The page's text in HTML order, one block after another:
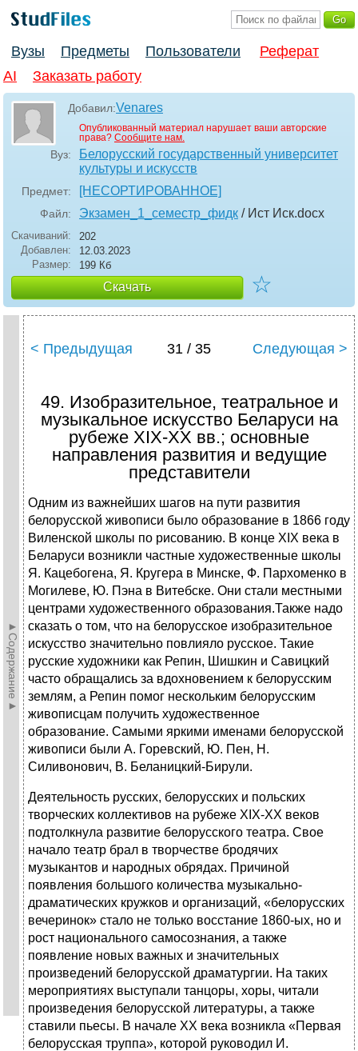
Вузы Предметы Пользователи
Реферат
AI
Заказать работу
Добавил:Venares
Опубликованный материал нарушает ваши авторские
права? Сообщите нам.
Вуз:
Белорусский государственный университет
культуры и искусств
Предмет: [НЕСОРТИРОВАННОЕ]
Файл: Экзамен_1_семестр_фидк / Ист Иск.docx
Скачиваний:
202
Добавлен:
12.03.2023
Размер:
199 Кб
Скачать ☆
►Содержание►
< Предыдущая 31 / 35 Следующая >
49. Изобразительное, театральное и
музыкальное искусство Беларуси на
рубеже XIX-XX вв.; основные
направления развития и ведущие
представители
Одним из важнейших шагов на пути развития
белорусской живописи было образование в 1866 году
Виленской школы по рисованию. В конце XIX века в
Беларуси возникли частные художественные школы
Я. Кацебогена, Я. Кругера в Минске, Ф. Пархоменко в
Могилеве, Ю. Пэна в Витебске. Они стали местными
центрами художественного образования.Также надо
сказать о том, что на белорусское изобразительное
искусство значительно повлияло русское. Такие
русские художники как Репин, Шишкин и Савицкий
часто обращались за вдохновением к белорусским
землям, а Репин помог нескольким белорусским
живописцам получить художественное
образование. Самыми яркими именами белорусской
живописи были А. Горевский, Ю. Пен, Н.
Силивонович, В. Беланицкий-Бирули.
Деятельность русских, белорусских и польских
творческих коллективов на рубеже XIX-XX веков
подтолкнула развитие белорусского театра. Свое
начало театр брал в творчестве бродячих
музыкантов и народных обрядах. Причиной
появления большого количества музыкально-
драматических кружков и организаций, «белорусских
вечеринок» стало не только восстание 1860-ых, но и
рост национального самосознания, а также
появление новых важных и значительных
произведений белорусской драматургии. На таких
мероприятиях выступали танцоры, хоры, читали
произведения белорусской литературы, а также
ставили пьесы. В начале XX века возникла «Первая
белорусская труппа», которой руководил И.